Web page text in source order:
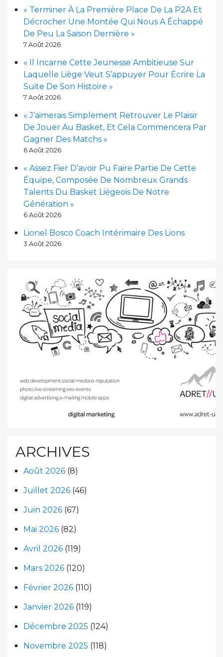
« Terminer À La Première Place De La P2A Et
Décrocher Une Montée Qui Nous A Échappé
De Peu La Saison Dernière »
7 Août 2026
« Il Incarne Cette Jeunesse Ambitieuse Sur
Laquelle Liège Veut S’appuyer Pour Écrire La
Suite De Son Histoire »
7 Août 2026
« J’aimerais Simplement Retrouver Le Plaisir
De Jouer Au Basket, Et Cela Commencera Par
Gagner Des Matchs »
6 Août 2026
« Assez Fier D’avoir Pu Faire Partie De Cette
Équipe, Composée De Nombreux Grands
Talents Du Basket Liégeois De Notre
Génération »
6 Août 2026
Lionel Bosco Coach Intérimaire Des Lions
3 Août 2026
ARCHIVES
Août 2026 (8)
Juillet 2026 (46)
Juin 2026 (67)
Mai 2026 (82)
Avril 2026 (119)
Mars 2026 (120)
Février 2026 (110)
Janvier 2026 (119)
Décembre 2025 (124)
Novembre 2025 (118)